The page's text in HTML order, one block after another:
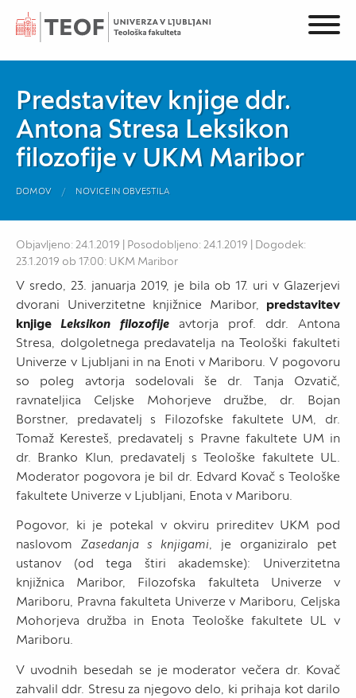
Predstavitev knjige ddr.
Antona Stresa Leksikon
filozofije v UKM Maribor
DOMOV NOVICE IN OBVESTILA
Objavljeno: 24.1.2019 | Posodobljeno: 24.1.2019 | Dogodek:
23.1.2019 ob 17:00: UKM Maribor
V sredo, 23. januarja 2019, je bila ob 17. uri v Glazerjevi
dvorani Univerzitetne knjižnice Maribor, predstavitev
knjige Leksikon filozofije avtorja prof. ddr. Antona
Stresa, dolgoletnega predavatelja na Teološki fakulteti
Univerze v Ljubljani in na Enoti v Mariboru. V pogovoru
so poleg avtorja sodelovali še dr. Tanja Ozvatič,
ravnateljica Celjske Mohorjeve družbe, dr. Bojan
Borstner, predavatelj s Filozofske fakultete UM, dr.
Tomaž Keresteš, predavatelj s Pravne fakultete UM in
dr. Branko Klun, predavatelj s Teološke fakultete UL.
Moderator pogovora je bil dr. Edvard Kovač s Teološke
fakultete Univerze v Ljubljani, Enota v Mariboru.
Pogovor, ki je potekal v okviru prireditev UKM pod
naslovom Zasedanja s knjigami, je organiziralo pet
ustanov (od tega štiri akademske): Univerzitetna
knjižnica Maribor, Filozofska fakulteta Univerze v
Mariboru, Pravna fakulteta Univerze v Mariboru, Celjska
Mohorjeva družba in Enota Teološke fakultete UL v
Mariboru.
V uvodnih besedah se je moderator večera dr. Kovač
zahvalil ddr. Stresu za njegovo delo, ki prihaja kot darilo